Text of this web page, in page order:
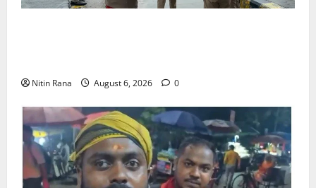
Nitin Rana August 6, 2026 0